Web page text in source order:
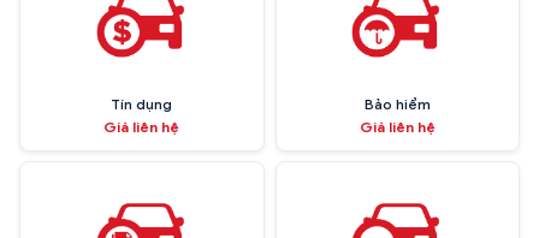
Tín dụng
Giá liên hệ
Bảo hiểm
Giá liên hệ